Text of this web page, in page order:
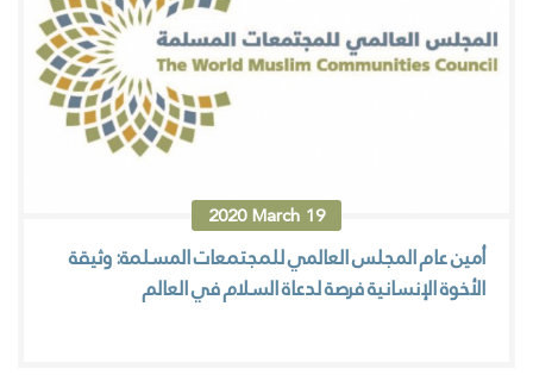
19
March
2020
أمين عام المجلس العالمي للمجتمعات المسلمة: وثيقة
الأخوة الإنسانية فرصة لدعاة السلام في العالم